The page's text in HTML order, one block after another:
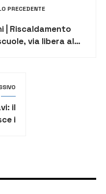
PRECEDENTE
| Riscaldamento
via libera al
il
i